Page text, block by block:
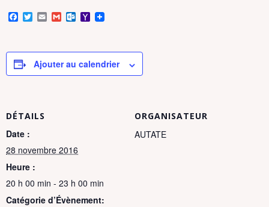
F
a
b
o
o
T
w
t
e
r
E
m
l
G
m
l
O
u
o
o
k
Y
o
M
a
Ajouter au calendrier
DÉTAILS
Date :
28 novembre 2016
Heure :
20 h 00 min - 23 h 00 min
Catégorie d’Évènement:
ORGANISATEUR
AUTATE